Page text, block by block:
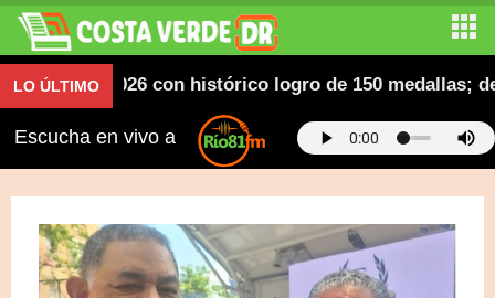
LO ÚLTIMO
SD 2026 con histórico logro de 150 medallas;
Escucha en vivo a